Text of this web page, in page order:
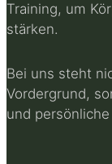
Training, um
stärken.
Bei uns steht
Vordergrund,
und